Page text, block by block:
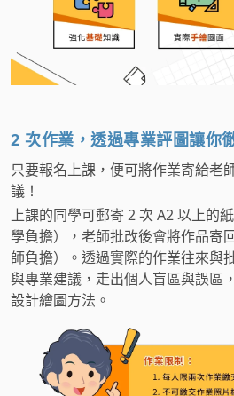
2 次作業，透過專業評圖讓你
只要報名上課，便可將作業寄給老
議！
上課的同學可郵寄 2 次 A2 以上的
學負擔），老師批改後會將作品寄
師負擔）。透過實際的作業往來與
與專業建議，走出個人盲區與誤區
設計繪圖方法。